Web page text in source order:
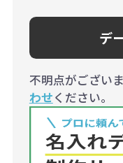
デ
不明点がござい
わせください。